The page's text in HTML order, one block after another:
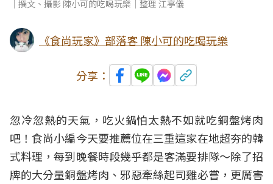
｜撰文、攝影 陳小可的吃喝玩樂｜整理 江亭儀
《食尚玩家》部落客 陳小可的吃喝玩樂
分享：
忽冷忽熱的天氣，吃火鍋怕太熱不如就吃銅盤烤肉
吧！食尚小編今天要推薦位在三重這家在地超夯的韓
式料理，每到晚餐時段幾乎都是客滿要排隊～除了招
牌的大分量銅盤烤肉、邪惡牽絲起司雞必嘗，更厲害